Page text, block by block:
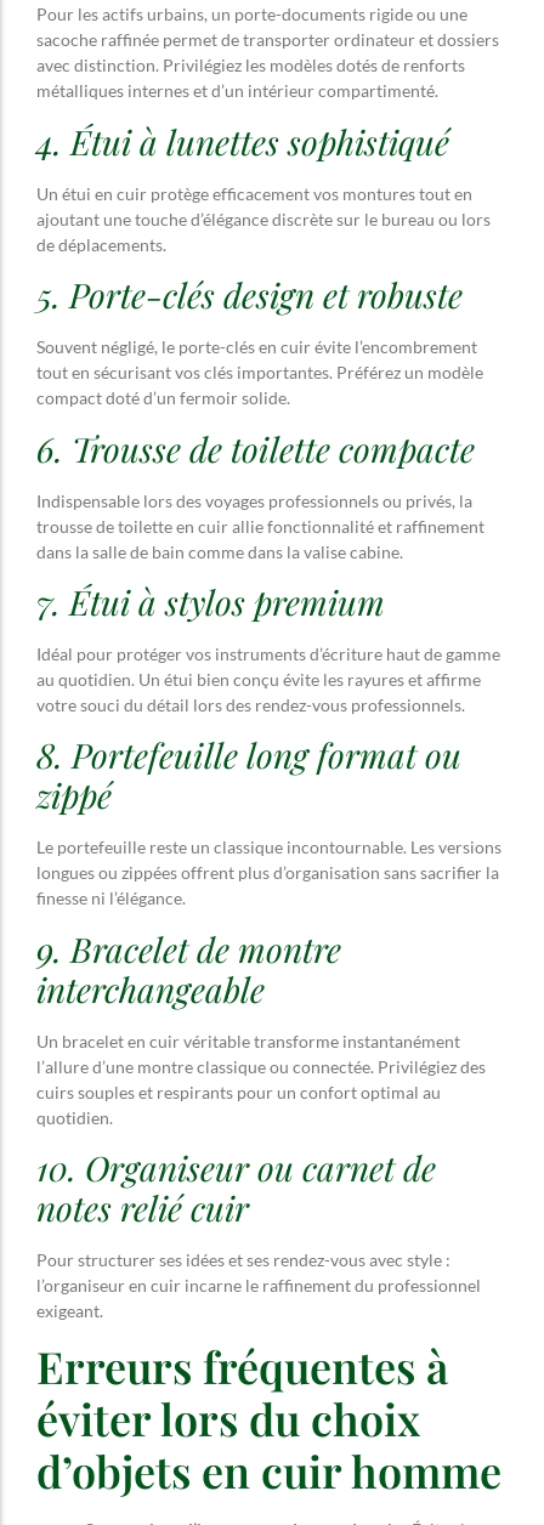
Pour les actifs urbains, un porte-documents rigide ou une
sacoche raffinée permet de transporter ordinateur et dossiers
avec distinction. Privilégiez les modèles dotés de renforts
métalliques internes et d’un intérieur compartimenté.
4. Étui à lunettes sophistiqué
Un étui en cuir protège efficacement vos montures tout en
ajoutant une touche d’élégance discrète sur le bureau ou lors
de déplacements.
5. Porte-clés design et robuste
Souvent négligé, le porte-clés en cuir évite l’encombrement
tout en sécurisant vos clés importantes. Préférez un modèle
compact doté d’un fermoir solide.
6. Trousse de toilette compacte
Indispensable lors des voyages professionnels ou privés, la
trousse de toilette en cuir allie fonctionnalité et raffinement
dans la salle de bain comme dans la valise cabine.
7. Étui à stylos premium
Idéal pour protéger vos instruments d’écriture haut de gamme
au quotidien. Un étui bien conçu évite les rayures et affirme
votre souci du détail lors des rendez-vous professionnels.
8. Portefeuille long format ou
zippé
Le portefeuille reste un classique incontournable. Les versions
longues ou zippées offrent plus d’organisation sans sacrifier la
finesse ni l’élégance.
9. Bracelet de montre
interchangeable
Un bracelet en cuir véritable transforme instantanément
l’allure d’une montre classique ou connectée. Privilégiez des
cuirs souples et respirants pour un confort optimal au
quotidien.
10. Organiseur ou carnet de
notes relié cuir
Pour structurer ses idées et ses rendez-vous avec style :
l’organiseur en cuir incarne le raffinement du professionnel
exigeant.
Erreurs fréquentes à
éviter lors du choix
d’objets en cuir homme